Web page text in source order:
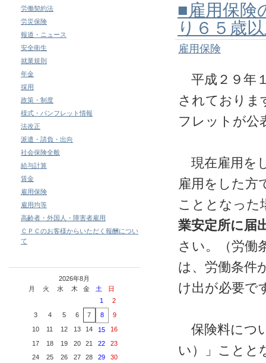
■雇用保険
り６５歳
雇用保険
平成２９年
されておりま
フレットが公
現在雇用を
雇用をした方
こととなった
業安定所に届
さい。（労働
は、労働条件
け出が必要で
保険料につ
い）」ことと
労働契約法
労災保険
報道・ニュース
安全衛生
就業規則
年金
採用
政策・制度
様式・パンフレット情報
法改正
派遣・請負・出向
社会保険全般
給与計算
賃金
雇用保険
雇用均等
高齢者・外国人・障害者雇用
ＣＰＣのお客様からいただく報酬につい
て
2026年8月
月
火 水 木 金 土 日
1
2
3
4 5 6 7 8
9
10
11 12 13 14 15
16
17
18 19 20 21 22
23
24
25 26 27 28 29
30